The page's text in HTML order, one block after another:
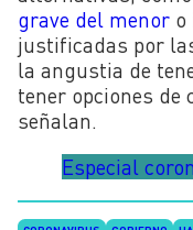
grave del menor o
justificadas por
la angustia de
tener opciones de
señalan.
Especial